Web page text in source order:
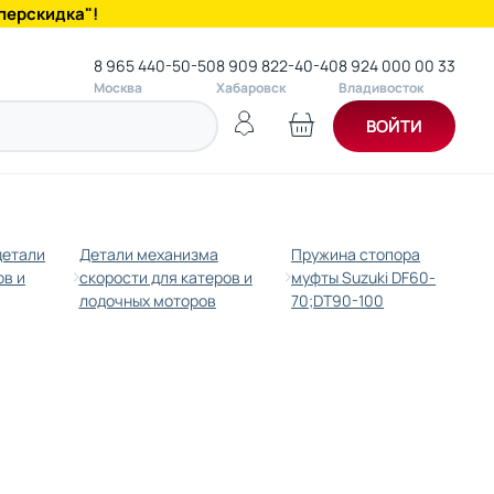
8 965 440-50-50
Москва
8 909 822-40-40
Хабаровск
8 924 000 00 33
Владивосток
ВОЙТИ
и
Детали механизма
скорости для катеров и
лодочных моторов
Пружина стопора
муфты Suzuki DF60-
70;DT90-100